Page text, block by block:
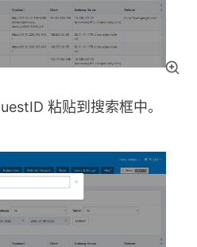
粘贴到搜索框中。